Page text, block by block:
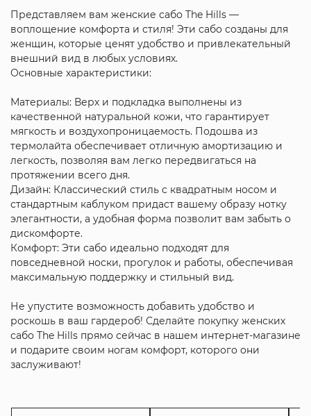
Представляем вам женские сабо The Hills —
воплощение комфорта и стиля! Эти сабо созданы для
женщин, которые ценят удобство и привлекательный
внешний вид в любых условиях.
Основные характеристики:
Материалы: Верх и подкладка выполнены из
качественной натуральной кожи, что гарантирует
мягкость и воздухопроницаемость. Подошва из
термолайта обеспечивает отличную амортизацию и
легкость, позволяя вам легко передвигаться на
протяжении всего дня.
Дизайн: Классический стиль с квадратным носом и
стандартным каблуком придаст вашему образу нотку
элегантности, а удобная форма позволит вам забыть о
дискомфорте.
Комфорт: Эти сабо идеально подходят для
повседневной носки, прогулок и работы, обеспечивая
максимальную поддержку и стильный вид.
Не упустите возможность добавить удобство и
роскошь в ваш гардероб! Сделайте покупку женских
сабо The Hills прямо сейчас в нашем интернет-магазине
и подарите своим ногам комфорт, которого они
заслуживают!